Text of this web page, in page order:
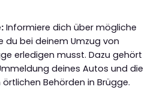
Informiere dich über mögliche
du bei deinem Umzug von
erledigen musst. Dazu gehört
deines Autos und die
Behörden in Brügge.